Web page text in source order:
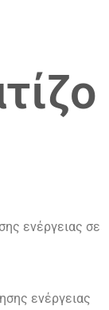
ενέργειας σε
ενέργειας